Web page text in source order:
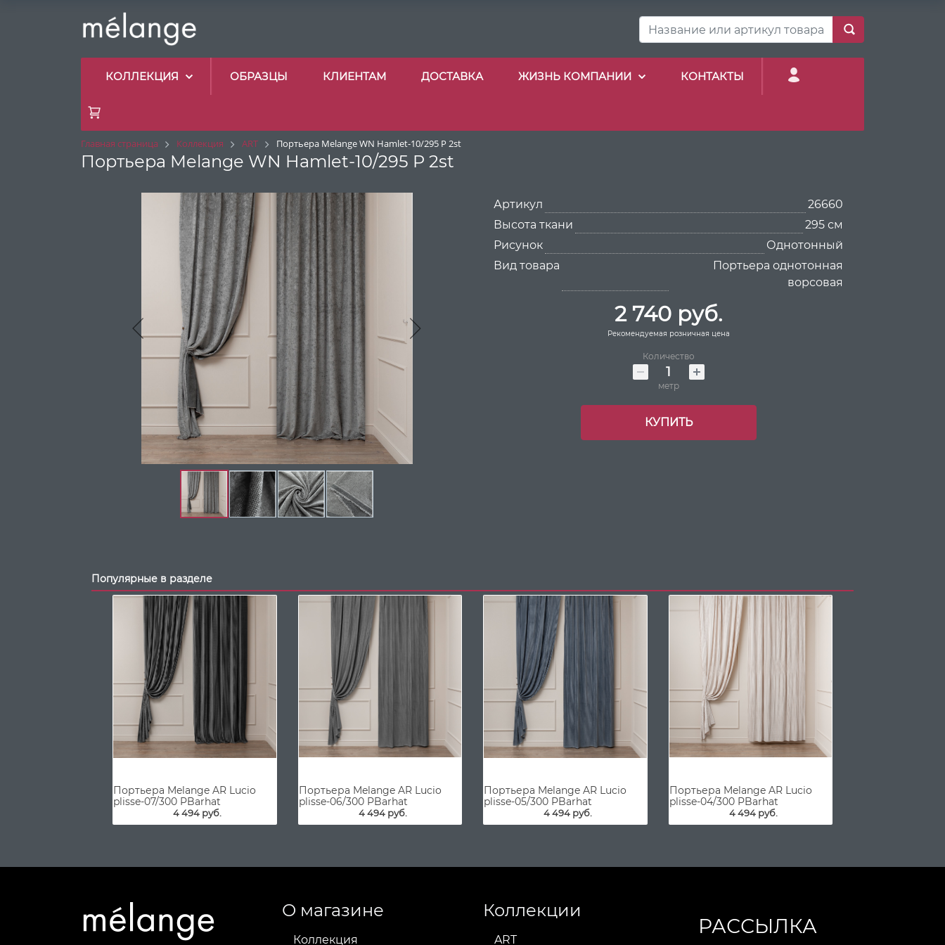
КОЛЛЕКЦИЯ ОБРАЗЦЫ КЛИЕНТАМ ДОСТАВКА ЖИЗНЬ КОМПАНИИ КОНТАКТЫ
Главная страница Коллекция ART Портьера Melange WN Hamlet-10/295 P 2st
Портьера Melange WN Hamlet-10/295 P 2st
Артикул
26660
Высота ткани
295 см
Рисунок
Однотонный
Вид товара
Портьера однотонная
ворсовая
2 740 руб.
Рекомендуемая розничная цена
Количество
метр
КУПИТЬ
Популярные в разделе
Портьера Melange AR Lucio
plisse-07/300 PBarhat
4 494 руб.
Портьера Melange AR Lucio
plisse-06/300 PBarhat
4 494 руб.
Портьера Melange AR Lucio
plisse-05/300 PBarhat
4 494 руб.
Портьера Melange AR Lucio
plisse-04/300 PBarhat
4 494 руб.
О магазине
Коллекция
Коллекции
ART
РАССЫЛКА